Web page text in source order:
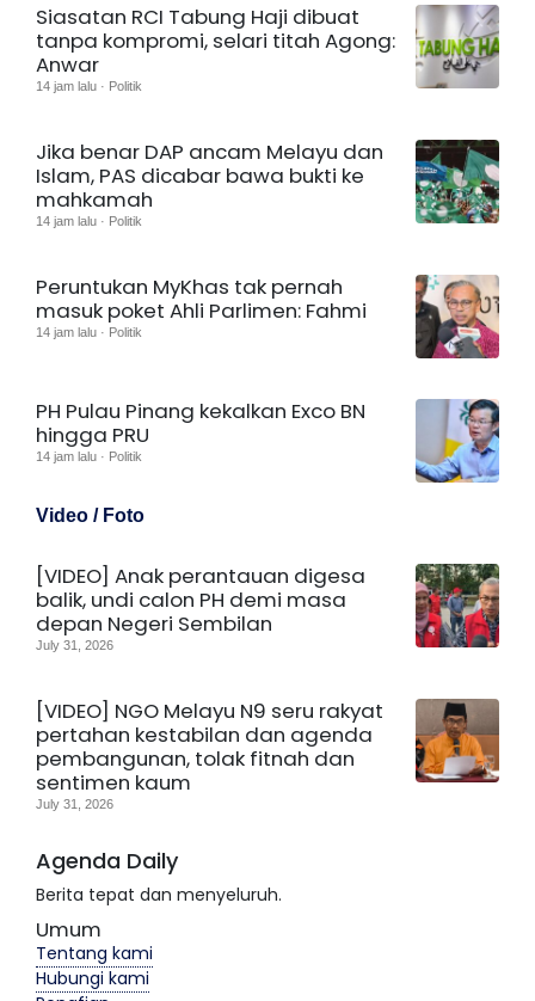
Siasatan RCI Tabung Haji dibuat
tanpa kompromi, selari titah Agong:
Anwar
14 jam lalu · Politik
Jika benar DAP ancam Melayu dan
Islam, PAS dicabar bawa bukti ke
mahkamah
14 jam lalu · Politik
Peruntukan MyKhas tak pernah
masuk poket Ahli Parlimen: Fahmi
14 jam lalu · Politik
PH Pulau Pinang kekalkan Exco BN
hingga PRU
14 jam lalu · Politik
Video / Foto
[VIDEO] Anak perantauan digesa
balik, undi calon PH demi masa
depan Negeri Sembilan
July 31, 2026
[VIDEO] NGO Melayu N9 seru rakyat
pertahan kestabilan dan agenda
pembangunan, tolak fitnah dan
sentimen kaum
July 31, 2026
Agenda Daily
Berita tepat dan menyeluruh.
Umum
Tentang kami
Hubungi kami